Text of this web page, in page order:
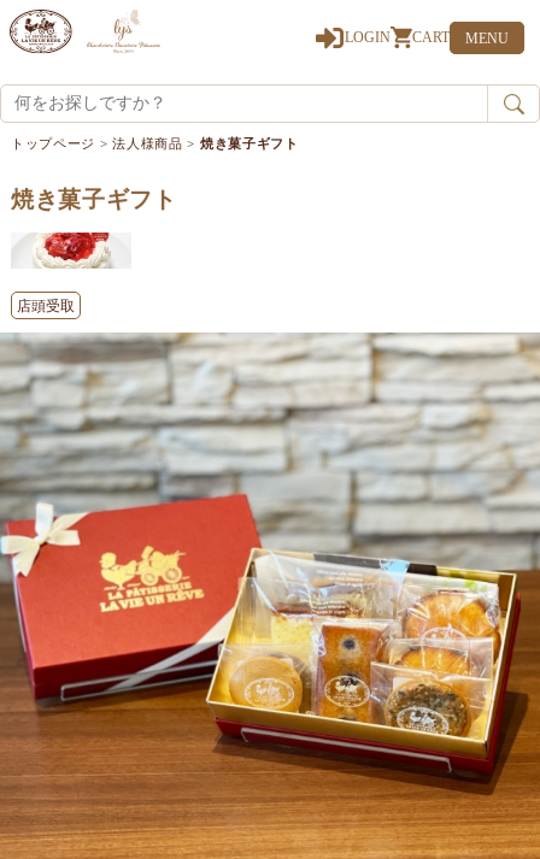
LOGIN CART
MENU
トップページ >法人様商品 > 焼き菓子ギフト
焼き菓子ギフト
店頭受取